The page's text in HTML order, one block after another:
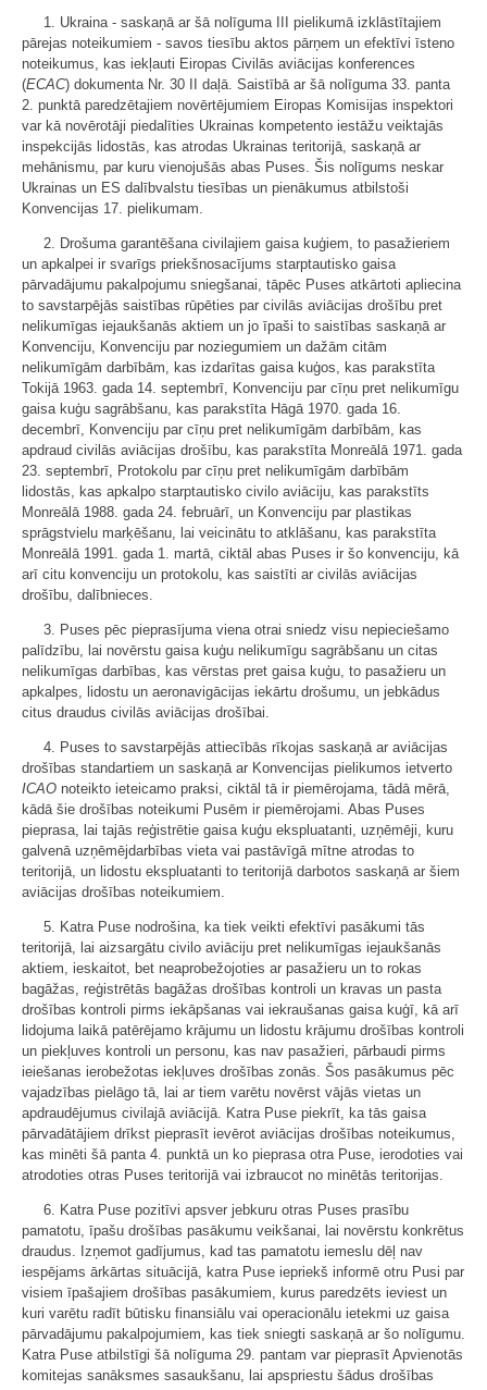
1. Ukraina - saskaņā ar šā nolīguma III pielikumā izklāstītajiem
pārejas noteikumiem - savos tiesību aktos pārņem un efektīvi īsteno
noteikumus, kas iekļauti Eiropas Civilās aviācijas konferences
(ECAC) dokumenta Nr. 30 II daļā. Saistībā ar šā nolīguma 33. panta
2. punktā paredzētajiem novērtējumiem Eiropas Komisijas inspektori
var kā novērotāji piedalīties Ukrainas kompetento iestāžu veiktajās
inspekcijās lidostās, kas atrodas Ukrainas teritorijā, saskaņā ar
mehānismu, par kuru vienojušās abas Puses. Šis nolīgums neskar
Ukrainas un ES dalībvalstu tiesības un pienākumus atbilstoši
Konvencijas 17. pielikumam.
2. Drošuma garantēšana civilajiem gaisa kuģiem, to pasažieriem
un apkalpei ir svarīgs priekšnosacījums starptautisko gaisa
pārvadājumu pakalpojumu sniegšanai, tāpēc Puses atkārtoti apliecina
to savstarpējās saistības rūpēties par civilās aviācijas drošību pret
nelikumīgas iejaukšanās aktiem un jo īpaši to saistības saskaņā ar
Konvenciju, Konvenciju par noziegumiem un dažām citām
nelikumīgām darbībām, kas izdarītas gaisa kuģos, kas parakstīta
Tokijā 1963. gada 14. septembrī, Konvenciju par cīņu pret nelikumīgu
gaisa kuģu sagrābšanu, kas parakstīta Hāgā 1970. gada 16.
decembrī, Konvenciju par cīņu pret nelikumīgām darbībām, kas
apdraud civilās aviācijas drošību, kas parakstīta Monreālā 1971. gada
23. septembrī, Protokolu par cīņu pret nelikumīgām darbībām
lidostās, kas apkalpo starptautisko civilo aviāciju, kas parakstīts
Monreālā 1988. gada 24. februārī, un Konvenciju par plastikas
sprāgstvielu marķēšanu, lai veicinātu to atklāšanu, kas parakstīta
Monreālā 1991. gada 1. martā, ciktāl abas Puses ir šo konvenciju, kā
arī citu konvenciju un protokolu, kas saistīti ar civilās aviācijas
drošību, dalībnieces.
3. Puses pēc pieprasījuma viena otrai sniedz visu nepieciešamo
palīdzību, lai novērstu gaisa kuģu nelikumīgu sagrābšanu un citas
nelikumīgas darbības, kas vērstas pret gaisa kuģu, to pasažieru un
apkalpes, lidostu un aeronavigācijas iekārtu drošumu, un jebkādus
citus draudus civilās aviācijas drošībai.
4. Puses to savstarpējās attiecībās rīkojas saskaņā ar aviācijas
drošības standartiem un saskaņā ar Konvencijas pielikumos ietverto
ICAO noteikto ieteicamo praksi, ciktāl tā ir piemērojama, tādā mērā,
kādā šie drošības noteikumi Pusēm ir piemērojami. Abas Puses
pieprasa, lai tajās reģistrētie gaisa kuģu ekspluatanti, uzņēmēji, kuru
galvenā uzņēmējdarbības vieta vai pastāvīgā mītne atrodas to
teritorijā, un lidostu ekspluatanti to teritorijā darbotos saskaņā ar šiem
aviācijas drošības noteikumiem.
5. Katra Puse nodrošina, ka tiek veikti efektīvi pasākumi tās
teritorijā, lai aizsargātu civilo aviāciju pret nelikumīgas iejaukšanās
aktiem, ieskaitot, bet neaprobežojoties ar pasažieru un to rokas
bagāžas, reģistrētās bagāžas drošības kontroli un kravas un pasta
drošības kontroli pirms iekāpšanas vai iekraušanas gaisa kuģī, kā arī
lidojuma laikā patērējamo krājumu un lidostu krājumu drošības kontroli
un piekļuves kontroli un personu, kas nav pasažieri, pārbaudi pirms
ieiešanas ierobežotas iekļuves drošības zonās. Šos pasākumus pēc
vajadzības pielāgo tā, lai ar tiem varētu novērst vājās vietas un
apdraudējumus civilajā aviācijā. Katra Puse piekrīt, ka tās gaisa
pārvadātājiem drīkst pieprasīt ievērot aviācijas drošības noteikumus,
kas minēti šā panta 4. punktā un ko pieprasa otra Puse, ierodoties vai
atrodoties otras Puses teritorijā vai izbraucot no minētās teritorijas.
6. Katra Puse pozitīvi apsver jebkuru otras Puses prasību
pamatotu, īpašu drošības pasākumu veikšanai, lai novērstu konkrētus
draudus. Izņemot gadījumus, kad tas pamatotu iemeslu dēļ nav
iespējams ārkārtas situācijā, katra Puse iepriekš informē otru Pusi par
visiem īpašajiem drošības pasākumiem, kurus paredzēts ieviest un
kuri varētu radīt būtisku finansiālu vai operacionālu ietekmi uz gaisa
pārvadājumu pakalpojumiem, kas tiek sniegti saskaņā ar šo nolīgumu.
Katra Puse atbilstīgi šā nolīguma 29. pantam var pieprasīt Apvienotās
komitejas sanāksmes sasaukšanu, lai apspriestu šādus drošības